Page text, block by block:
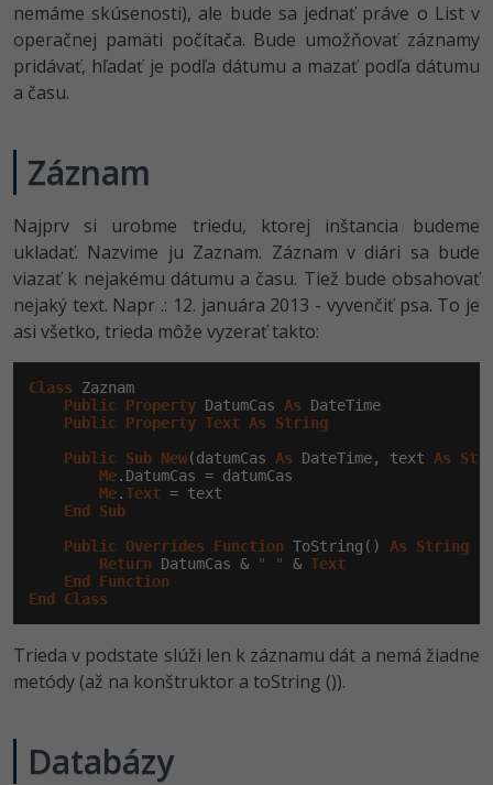
Umelá inteligencia -10%
Kurzy e-commerce
Testovanie softvéru
-30%
WordPress
SEO -30%
UX
Business
MS Office -80%
Time management
Kurzy dizajnu
HTML/CSS -80%
Photoshop -80%
Adobe Illustrator -80%
Adobe Lightroom
Adobe XD -15%
Adobe After Effects
Inkscape
Príbehy absolventov
Médiá
nemáme skúsenosti), ale bude sa jednať práve o List v
operačnej pamäti počítača. Bude umožňovať záznamy
pridávať, hľadať je podľa dátumu a mazať podľa dátumu
a času.
Záznam
Najprv si urobme triedu, ktorej inštancia budeme
ukladať. Nazvime ju Zaznam. Záznam v diári sa bude
viazať k nejakému dátumu a času. Tiež bude obsahovať
nejaký text. Napr .: 12. januára 2013 - vyvenčiť psa. To je
asi všetko, trieda môže vyzerať takto:
Class Zaznam
Public
Property DatumCas As DateTime
Public
Property Text As
String
Public
Sub New(datumCas As DateTime, text As
Me.DatumCas = datumCas
Me. Text = text
End
Sub
Public
Overrides Function ToString() As
String
Return DatumCas & " " & Text
End
Function
End
Class
Trieda v podstate slúži len k záznamu dát a nemá žiadne
metódy (až na konštruktor a toString ()).
Databázy